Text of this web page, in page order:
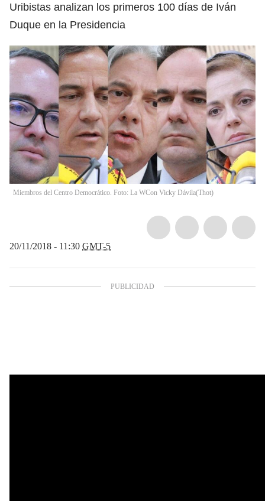
Uribistas analizan los primeros 100 días de Iván
Duque en la Presidencia
Miembros del Centro Democrático. Foto: La WCon Vicky Dávila(Thot)
20/11/2018 - 11:30 GMT-5